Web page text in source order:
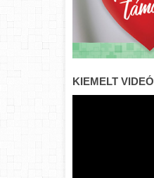
KIEMELT VIDEÓ